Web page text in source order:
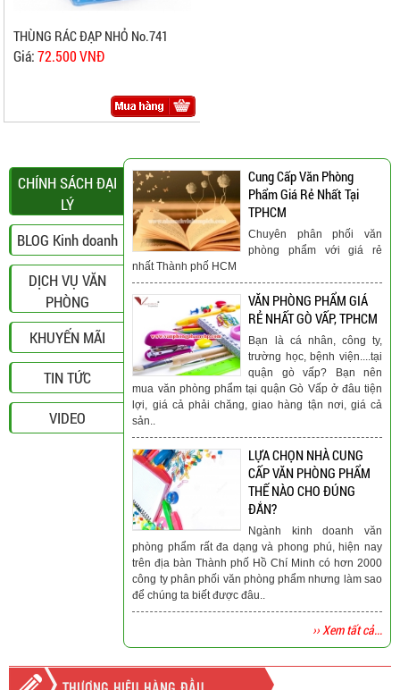
THÙNG RÁC ĐẠP NHỎ No.741
Giá:72.500 VNĐ
CHÍNH SÁCH ĐẠI
LÝ
BLOG Kinh doanh
DỊCH VỤ VĂN
PHÒNG
KHUYẾN MÃI
TIN TỨC
VIDEO
Cung Cấp Văn Phòng
Phẩm Giá Rẻ Nhất Tại
TPHCM
Chuyên phân phối văn
phòng phẩm với giá rẻ
nhất Thành phố HCM
VĂN PHÒNG PHẨM GIÁ
RẺ NHẤT GÒ VẤP, TPHCM
Bạn là cá nhân, công ty,
trường học, bệnh viện....tại
quận gò vấp? Bạn nên
mua văn phòng phẩm tại quận Gò Vấp ở đâu tiện
lợi, giá cả phải chăng, giao hàng tận nơi, giá cả
sản..
LỰA CHỌN NHÀ CUNG
CẤP VĂN PHÒNG PHẨM
THẾ NÀO CHO ĐÚNG
ĐẮN?
Ngành kinh doanh văn
phòng phẩm rất đa dạng và phong phú, hiện nay
trên địa bàn Thành phố Hồ Chí Minh có hơn 2000
công ty phân phối văn phòng phẩm nhưng làm sao
để chúng ta biết được đâu..
›› Xem tất cả...